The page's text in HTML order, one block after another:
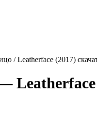
/ Leatherface (2017)
—Leatherface